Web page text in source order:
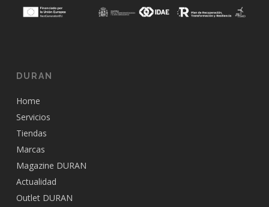
DURAN
Home
Servicios
Tiendas
Marcas
Magazine DURAN
Actualidad
Outlet DURAN